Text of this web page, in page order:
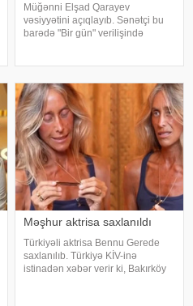
Müğənni Elşad Qarayev
vəsiyyətini açıqlayıb. Sənətçi bu
barədə "Bir gün" verilişində
köçəcəyik. Amma köçməyin d
Məşhur aktrisa saxlanıldı
Türkiyəli aktrisa Bennu Gerede
saxlanılıb. Türkiyə KİV-inə
istinadən xəbər verir ki, Bakırköy